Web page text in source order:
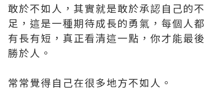
敢於不如人，其實就是敢於承認自己的不
足，這是一種期待成長的勇氣，每個人都
有長有短，真正看清這一點，你才能最後
勝於人。
常常覺得自己在很多地方不如人。